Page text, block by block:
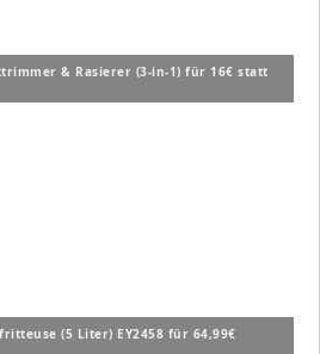
& Rasierer (3-in-1) für 16€ statt
(5 Liter) EY2458 für 64,99€